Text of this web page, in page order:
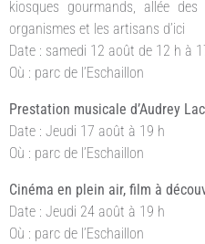
kiosques gourmands, allée
organismes et les artisans d’ici
Date : samedi 12 août de 12 h à
Où : parc de l’Eschaillon
Prestation musicale d’Audrey
Date : Jeudi 17 août à 19 h
Où : parc de l’Eschaillon
Cinéma en plein air, film à
Date : Jeudi 24 août à 19 h
Où : parc de l’Eschaillon